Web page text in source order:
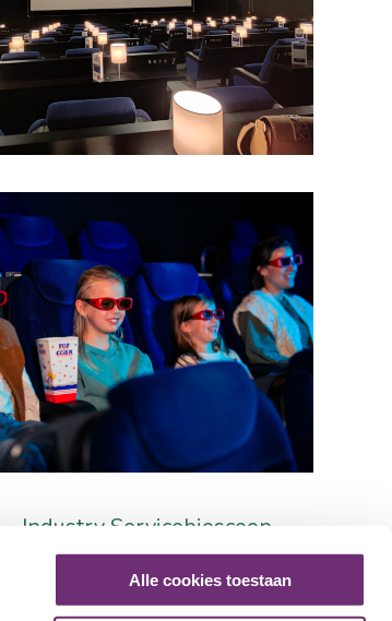
Alle cookies toestaan
Industry Servicebioscoop
Cuijk
2465 Friends